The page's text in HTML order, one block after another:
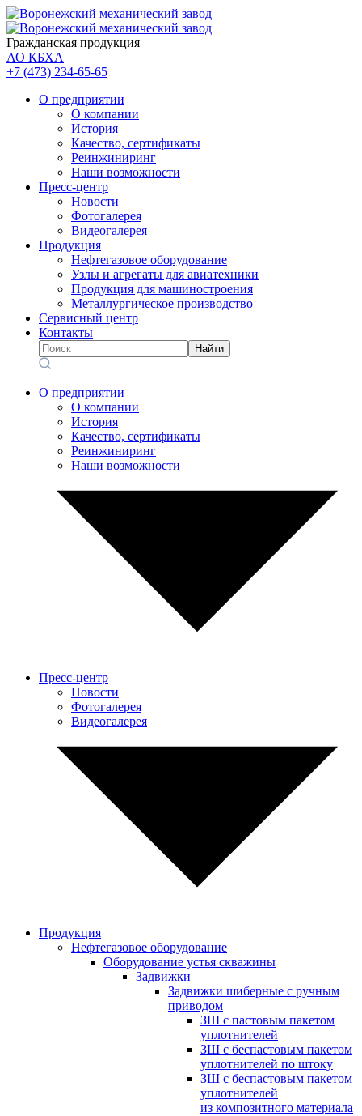
Гражданская продукция
АО КБХА
+7 (473) 234-65-65
О предприятии
О компании
История
Качество, сертификаты
Реинжиниринг
Наши возможности
Пресс-центр
Новости
Фотогалерея
Видеогалерея
Продукция
Нефтегазовое оборудование
Узлы и агрегаты для авиатехники
Продукция для машиностроения
Металлургическое производство
Сервисный центр
Контакты
Найти
О предприятии
О компании
История
Качество, сертификаты
Реинжиниринг
Наши возможности
Пресс-центр
Новости
Фотогалерея
Видеогалерея
Продукция
Нефтегазовое оборудование
Оборудование устья скважины
Задвижки
Задвижки шиберные с ручным
приводом
ЗШ с пастовым пакетом
уплотнителей
ЗШ с беспастовым пакетом
уплотнителей по штоку
ЗШ с беспастовым пакетом
уплотнителей
из композитного материала